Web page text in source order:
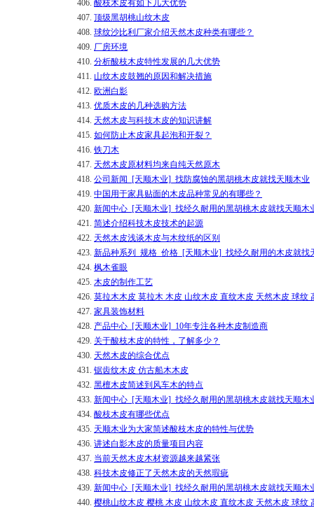
406. 酸枝木皮有如下几大优势
407. 顶级黑胡桃山纹木皮
408. 球纹沙比利厂家介绍天然木皮种类有哪些？
409. 厂房环境
410. 分析酸枝木皮特性发展的几大优势
411. 山纹木皮鼓翘的原因和解决措施
412. 欧洲白影
413. 优质木皮的几种选购方法
414. 天然木皮与科技木皮的知识讲解
415. 如何防止木皮家具起泡和开裂？
416. 铁刀木
417. 天然木皮原材料均来自纯天然原木
418. 公司新闻_[天顺木业]_找防腐蚀的黑胡桃木皮就找天顺木业
419. 中国用于家具贴面的木皮品种常见的有哪些？
420. 新闻中心_[天顺木业]_找经久耐用的黑胡桃木皮就找天顺木
421. 简述介绍科技木皮技术的起源
422. 天然木皮浅谈木皮与木纹纸的区别
423. 新品种系列_规格_价格_[天顺木业]_找经久耐用的木皮就找
424. 枫木雀眼
425. 木皮的制作工艺
426. 莫拉木木皮 莫拉木 木皮 山纹木皮 直纹木皮 天然木皮 球纹
427. 家具装饰材料
428. 产品中心_[天顺木业]_10年专注各种木皮制造商
429. 关于酸枝木皮的特性，了解多少？
430. 天然木皮的综合优点
431. 锯齿纹木皮 仿古船木木皮
432. 黑檀木皮简述到风车木的特点
433. 新闻中心_[天顺木业]_找经久耐用的黑胡桃木皮就找天顺木
434. 酸枝木皮有哪些优点
435. 天顺木业为大家简述酸枝木皮的特性与优势
436. 讲述白影木皮的质量项目内容
437. 当前天然木皮木材资源越来越紧张
438. 科技木皮修正了天然木皮的天然瑕疵
439. 新闻中心_[天顺木业]_找经久耐用的黑胡桃木皮就找天顺木
440. 樱桃山纹木皮 樱桃 木皮 山纹木皮 直纹木皮 天然木皮 球纹